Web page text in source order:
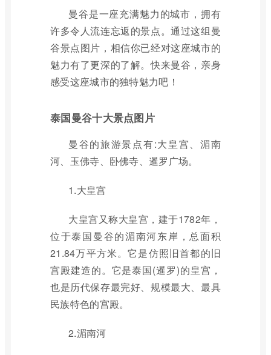
曼谷是一座充满魅力的城市，拥有
许多令人流连忘返的景点。通过这组曼
谷景点图片，相信你已经对这座城市的
魅力有了更深的了解。快来曼谷，亲身
感受这座城市的独特魅力吧！
泰国曼谷十大景点图片
曼谷的旅游景点有:大皇宫、湄南
河、玉佛寺、卧佛寺、暹罗广场。
1.大皇宫
大皇宫又称大皇宫，建于1782年，
位于泰国曼谷的湄南河东岸，总面积
21.84万平方米。它是仿照旧首都的旧
宫殿建造的。它是泰国(暹罗)的皇宫，
也是历代保存最完好、规模最大、最具
民族特色的宫殿。
2.湄南河